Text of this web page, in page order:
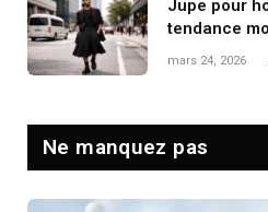
Jupe pour
tendance
codes
mars 24, 2026
Ne manquez pas